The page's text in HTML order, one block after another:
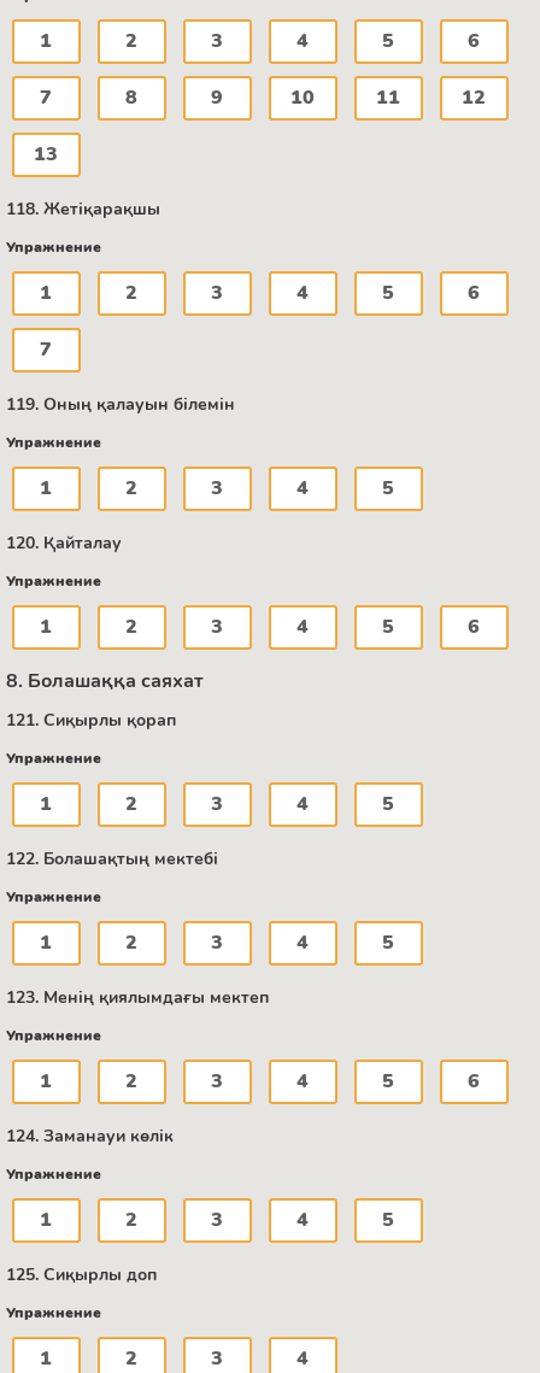
1 2 3 4 5 6
7 8 9 10 11 12
13
118. Жетіқарақшы
Упражнение
1 2 3 4 5 6
7
119. Оның қалауын білемін
Упражнение
1 2 3 4 5
120. Қайталау
Упражнение
1 2 3 4 5 6
8. Болашаққа саяхат
121. Сиқырлы қорап
Упражнение
1 2 3 4 5
122. Болашақтың мектебі
Упражнение
1 2 3 4 5
123. Менің қиялымдағы мектеп
Упражнение
1 2 3 4 5 6
124. Заманауи көлік
Упражнение
1 2 3 4 5
125. Сиқырлы доп
Упражнение
1 2 3 4